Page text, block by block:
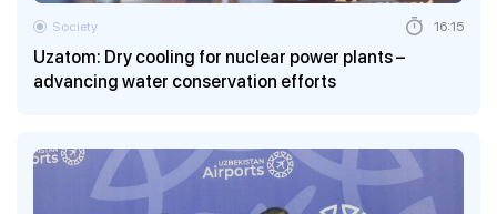
Uzatom: Dry cooling for nuclear power plants –
advancing water conservation efforts
Society 16:15